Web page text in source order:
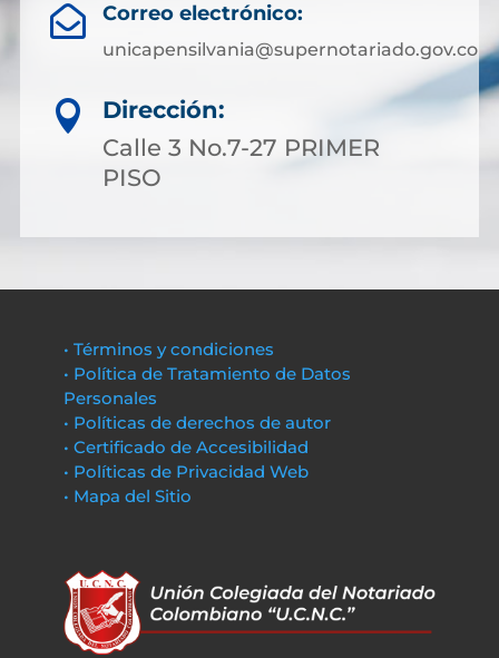
 Correo electrónico:
unicapensilvania@supernotariado.gov.co

Dirección:
Calle 3 No.7-27 PRIMER
PISO
• Términos y condiciones
• Política de Tratamiento de Datos
Personales
• Políticas de derechos de autor
• Certificado de Accesibilidad
• Políticas de Privacidad Web
• Mapa del Sitio